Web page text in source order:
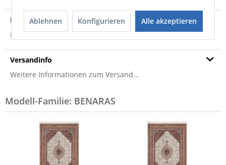
Produktsicherheit
Produktsicherheit
Versandinfo
Weitere Informationen zum Versand...
Modell-Familie: BENARAS
Ablehnen Konfigurieren Alle akzeptieren